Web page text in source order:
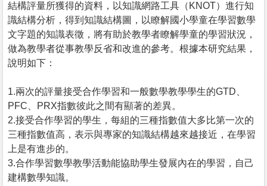
結構評量所獲得的資料，以知識網路工具（KNOT）進行知
識結構分析，得到知識結構圖，以瞭解國小學童在學習數學
文字題的知識表徵，將有助於教學者瞭解學童的學習狀況，
做為教學者從事教學反省和改進的參考。根據本研究結果，
說明如下：
1.兩次的評量接受合作學習和一般數學教學學生的GTD、
PFC、PRX指數彼此之間有顯著的差異。
2.接受合作學習的學生，每組的三種指數值大多比第一次的
三種指數值高，表示與專家的知識結構越來越接近，在學習
上是有進步的。
3.合作學習數學教學活動能協助學生發展內在的學習，自己
建構數學知識。